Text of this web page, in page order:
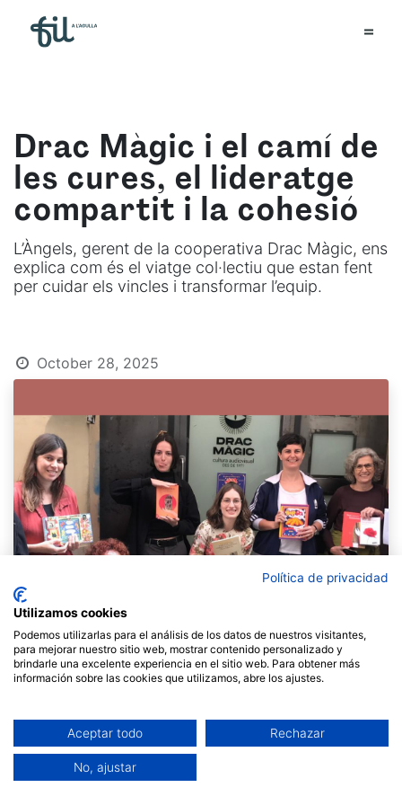
Drac Màgic i el camí de
les cures, el lideratge
compartit i la cohesió
L’Àngels, gerent de la cooperativa Drac Màgic, ens
explica com és el viatge col·lectiu que estan fent
per cuidar els vincles i transformar l’equip.
October 28, 2025
Comencem aquest trimestre de tardor compartint amb
vosaltres el testimonial de l’ Àngels Seix, gerent de la
cooperativa Drac Màgic.
Política de privacidad
Utilizamos cookies
Podemos utilizarlas para el análisis de los datos de nuestros visitantes,
para mejorar nuestro sitio web, mostrar contenido personalizado y
brindarle una excelente experiencia en el sitio web. Para obtener más
información sobre las cookies que utilizamos, abre los ajustes.
Aceptar todo Rechazar
No, ajustar